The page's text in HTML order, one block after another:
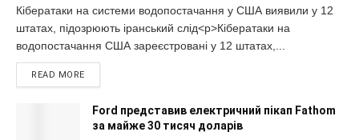
Кібератаки на системи водопостачання у США виявили у 12
штатах, підозрюють іранський слід<p>Кібератаки на
водопостачання США зареєстровані у 12 штатах,...
READ MORE
Ford представив електричний пікап Fathom
за майже 30 тисяч доларів